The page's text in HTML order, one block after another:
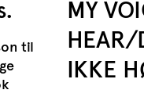
til
MY
HEAR/
IKKE